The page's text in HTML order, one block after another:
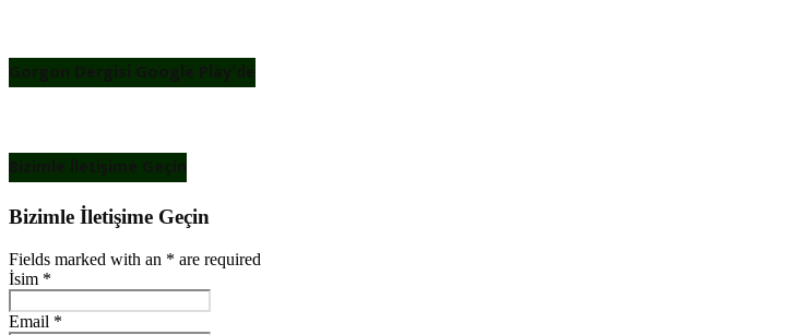
Gorgon Dergisi Google Play’de
Bizimle İletişime Geçin
Bizimle İletişime Geçin
Fields marked with an * are required
İsim *
Email *